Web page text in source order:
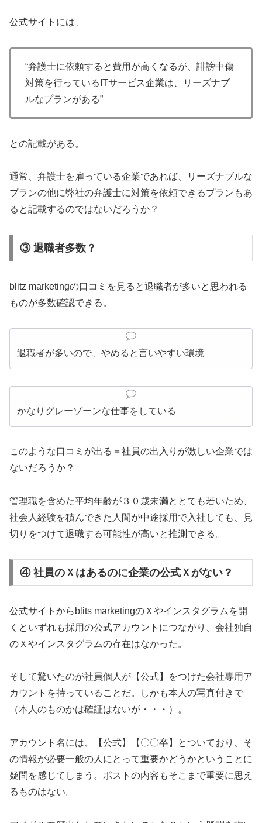
公式サイトには、
“弁護士に依頼すると費用が高くなるが、誹謗中傷
対策を行っているITサービス企業は、リーズナブ
ルなプランがある”
との記載がある。
通常、弁護士を雇っている企業であれば、リーズナブルな
プランの他に弊社の弁護士に対策を依頼できるプランもあ
ると記載するのではないだろうか？
③ 退職者多数？
blitz marketingの口コミを見ると退職者が多いと思われる
ものが多数確認できる。
退職者が多いので、やめると言いやすい環境
かなりグレーゾーンな仕事をしている
このような口コミが出る＝社員の出入りが激しい企業では
ないだろうか？
管理職を含めた平均年齢が３０歳未満ととても若いため、
社会人経験を積んできた人間が中途採用で入社しても、見
切りをつけて退職する可能性が高いと推測できる。
④ 社員のＸはあるのに企業の公式Ｘがない？
公式サイトからblits marketingのＸやインスタグラムを開
くといずれも採用の公式アカウントにつながり、会社独自
のＸやインスタグラムの存在はなかった。
そして驚いたのが社員個人が【公式】をつけた会社専用ア
カウントを持っていることだ。しかも本人の写真付きで
（本人のものかは確証はないが・・・）。
アカウント名には、【公式】【〇〇卒】とついており、そ
の情報が必要一般の人にとって重要かどうかということに
疑問を感じてしまう。ポストの内容もそこまで重要に思え
るものはない。